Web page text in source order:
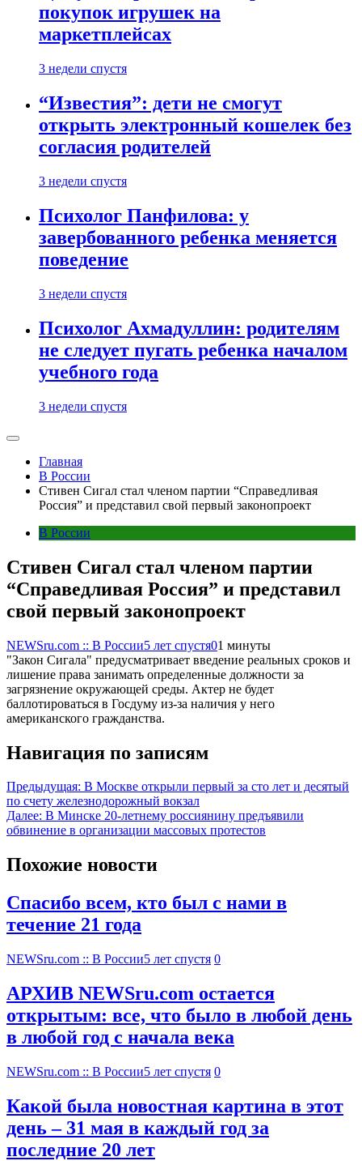
покупок игрушек на
маркетплейсах
3 недели спустя
“Известия”: дети не смогут
открыть электронный кошелек без
согласия родителей
3 недели спустя
Психолог Панфилова: у
завербованного ребенка меняется
поведение
3 недели спустя
Психолог Ахмадуллин: родителям
не следует пугать ребенка началом
учебного года
3 недели спустя
Главная
В России
Стивен Сигал стал членом партии “Справедливая
Россия” и представил свой первый законопроект
В России
Стивен Сигал стал членом партии
“Справедливая Россия” и представил
свой первый законопроект
NEWSru.com :: В России5 лет спустя01 минуты
"Закон Сигала" предусматривает введение реальных сроков и
лишение права занимать определенные должности за
загрязнение окружающей среды. Актер не будет
баллотироваться в Госдуму из-за наличия у него
американского гражданства.
Навигация по записям
Предыдущая: В Москве открыли первый за сто лет и десятый
по счету железнодорожный вокзал
Далее: В Минске 20-летнему россиянину предъявили
обвинение в организации массовых протестов
Похожие новости
Спасибо всем, кто был с нами в
течение 21 года
NEWSru.com :: В России5 лет спустя 0
АРХИВ NEWSru.com остается
открытым: все, что было в любой день
в любой год с начала века
NEWSru.com :: В России5 лет спустя 0
Какой была новостная картина в этот
день – 31 мая в каждый год за
последние 20 лет